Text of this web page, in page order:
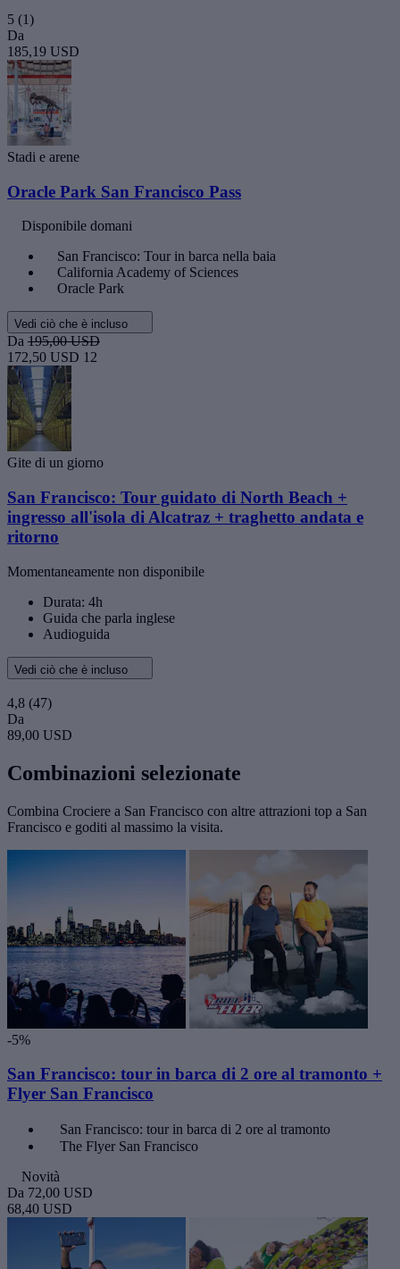
5 (1)
Da
185,19 USD
Stadi e arene
Oracle Park San Francisco Pass
Disponibile domani
San Francisco: Tour in barca nella baia
California Academy of Sciences
Oracle Park
Vedi ciò che è incluso
Da 195,00 USD
172,50 USD 12
Gite di un giorno
San Francisco: Tour guidato di North Beach +
ingresso all'isola di Alcatraz + traghetto andata e
ritorno
Momentaneamente non disponibile
Durata: 4h
Guida che parla inglese
Audioguida
Vedi ciò che è incluso
4,8 (47)
Da
89,00 USD
Combinazioni selezionate
Combina Crociere a San Francisco con altre attrazioni top a San
Francisco e goditi al massimo la visita.
-5%
San Francisco: tour in barca di 2 ore al tramonto +
Flyer San Francisco
San Francisco: tour in barca di 2 ore al tramonto
The Flyer San Francisco
Novità
Da 72,00 USD
68,40 USD